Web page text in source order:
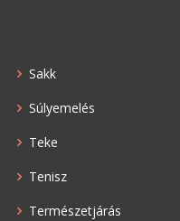
Sakk
Súlyemelés
Teke
Tenisz
Természetjárás